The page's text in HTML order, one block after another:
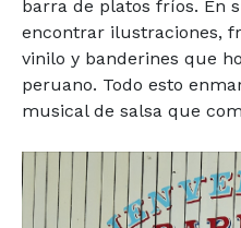
barra de platos fríos. En
encontrar ilustraciones,
vinilo y banderines que
peruano. Todo esto
musical de salsa que